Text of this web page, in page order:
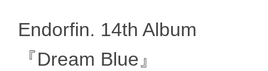
Endorfin. 14th Album
『Dream Blue』